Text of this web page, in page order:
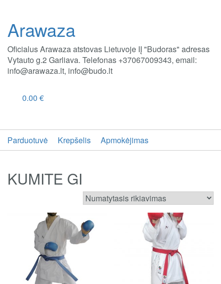
Arawaza
Oficialus Arawaza atstovas Lietuvoje IĮ "Budoras" adresas
Vytauto g.2 Garliava. Telefonas +37067009343, email:
info@arawaza.lt, info@budo.lt
0.00 €
Parduotuvė Krepšelis Apmokėjimas
KUMITE GI